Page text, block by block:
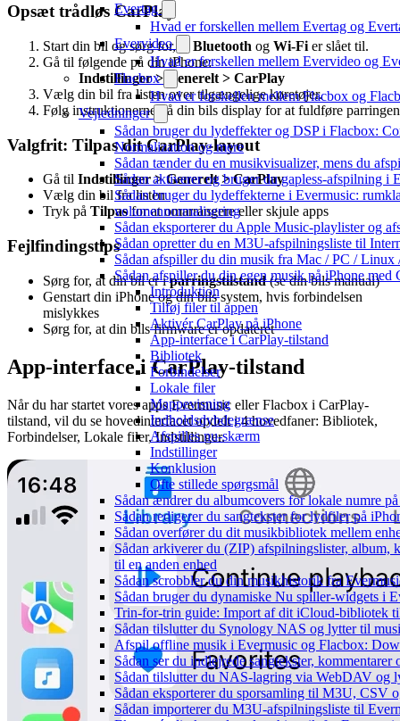
Evertag
Hvad er forskellen mellem Evertag og
Evervideo
Hvad er forskellen mellem Evervideo og
Flacbox
Hvad er forskellen mellem Flacbox og
Vejledninger
Sådan bruger du lydeffekter og DSP i Flacbox:
Normalization og mere
Sådan tænder du en musikvisualizer, mens du
Sådan aktiverer og bruger du gapless-afspilning i
Sådan bruger du lydeffekterne i Evermusic:
volumennormalisering
Sådan eksporterer du Apple Music-playlister og
Sådan opretter du en M3U-afspilningsliste til
Sådan afspiller du din musik fra Mac / PC /
Sådan afspiller du din egen musik på iPhone med
Introduktion
Tilføj filer til appen
Aktivér CarPlay på iPhone
App-interface i CarPlay-tilstand
Bibliotek
Forbindelser
Lokale filer
Mappevisning
Indholdsdybdegrænse
Afspilles nu-skærm
Indstillinger
Konklusion
Ofte stillede spørgsmål
Sådan ændrer du albumcovers for lokale numre
Sådan redigerer du sangtekster for lydfiler på
Sådan overfører du dit musikbibliotek mellem
Sådan arkiverer du (ZIP) afspilningslister, album,
til en anden enhed
Sådan scrobbler du din musikhistorik fra
Sådan bruger du dynamiske Nu spiller-widgets i
Trin-for-trin guide: Import af dit iCloud-bibliotek
Sådan tilslutter du Synology NAS og lytter til
Afspil offline musik i Evermusic og Flacbox:
Sådan ser du indlejrede sangtekster,
Sådan tilslutter du NAS-lagring via WebDAV og
Sådan eksporterer du sporsamling til M3U, CSV
Sådan importerer du M3U-afspilningsliste til
Opsæt trådløs CarPlay
Start din bil og sørg for, at Bluetooth og Wi-Fi er slået til.
Gå til følgende på din iPhone:
Indstillinger > Generelt > CarPlay
Vælg din bil fra listen over tilgængelige køretøjer.
Følg instruktionerne på din bils display for at fuldføre
Valgfrit: Tilpas dit CarPlay-layout
Gå til Indstillinger > Generelt > CarPlay
Vælg din bil fra listen
Tryk på Tilpasfor at omarrangere eller skjule apps
Fejlfindingstips
Sørg for, at din bil er iparringstilstand(se din bils manual)
Genstart din iPhone og din bils system, hvis forbindelsen
mislykkes
Sørg for, at din bils firmware er opdateret
App-interface i CarPlay-tilstand
Når du har startet vores apps Evermusic eller Flacbox i CarPlay-
tilstand, vil du se hovedinterfacet opdelt i 4 hovedfaner: Bibliotek,
Forbindelser, Lokale filer, Indstillinger.